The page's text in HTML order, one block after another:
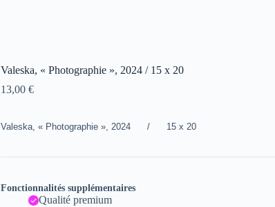
Valeska, « Photographie », 2024 / 15 x 20
13,00 €
Valeska, « Photographie », 2024 / 15 x 20
Fonctionnalités supplémentaires
Qualité premium